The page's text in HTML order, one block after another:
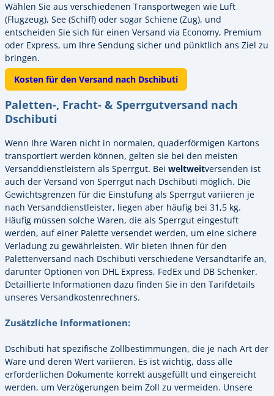
Wählen Sie aus verschiedenen Transportwegen wie Luft
(Flugzeug), See (Schiff) oder sogar Schiene (Zug), und
entscheiden Sie sich für einen Versand via Economy, Premium
oder Express, um Ihre Sendung sicher und pünktlich ans Ziel zu
bringen.
Kosten für den Versand nach Dschibuti
Paletten-, Fracht- & Sperrgutversand nach
Dschibuti
Wenn Ihre Waren nicht in normalen, quaderförmigen Kartons
transportiert werden können, gelten sie bei den meisten
Versanddienstleistern als Sperrgut. Bei weltweitversenden ist
auch der Versand von Sperrgut nach Dschibuti möglich. Die
Gewichtsgrenzen für die Einstufung als Sperrgut variieren je
nach Versanddienstleister, liegen aber häufig bei 31,5 kg.
Häufig müssen solche Waren, die als Sperrgut eingestuft
werden, auf einer Palette versendet werden, um eine sichere
Verladung zu gewährleisten. Wir bieten Ihnen für den
Palettenversand nach Dschibuti verschiedene Versandtarife an,
darunter Optionen von DHL Express, FedEx und DB Schenker.
Detaillierte Informationen dazu finden Sie in den Tarifdetails
unseres Versandkostenrechners.
Zusätzliche Informationen:
Dschibuti hat spezifische Zollbestimmungen, die je nach Art der
Ware und deren Wert variieren. Es ist wichtig, dass alle
erforderlichen Dokumente korrekt ausgefüllt und eingereicht
werden, um Verzögerungen beim Zoll zu vermeiden. Unsere